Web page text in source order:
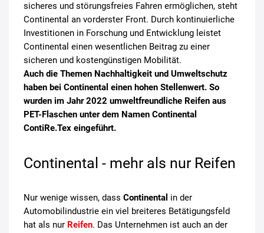
sicheres und störungsfreies Fahren ermöglichen, steht
Continental an vorderster Front. Durch kontinuierliche
Investitionen in Forschung und Entwicklung leistet
Continental einen wesentlichen Beitrag zu einer
sicheren und kostengünstigen Mobilität.
Auch die Themen Nachhaltigkeit und Umweltschutz
haben bei Continental einen hohen Stellenwert. So
wurden im Jahr 2022 umweltfreundliche Reifen aus
PET-Flaschen unter dem Namen Continental
ContiRe.Tex eingeführt.
Continental - mehr als nur Reifen
Nur wenige wissen, dass Continental in der
Automobilindustrie ein viel breiteres Betätigungsfeld
hat als nur Reifen. Das Unternehmen ist auch an der